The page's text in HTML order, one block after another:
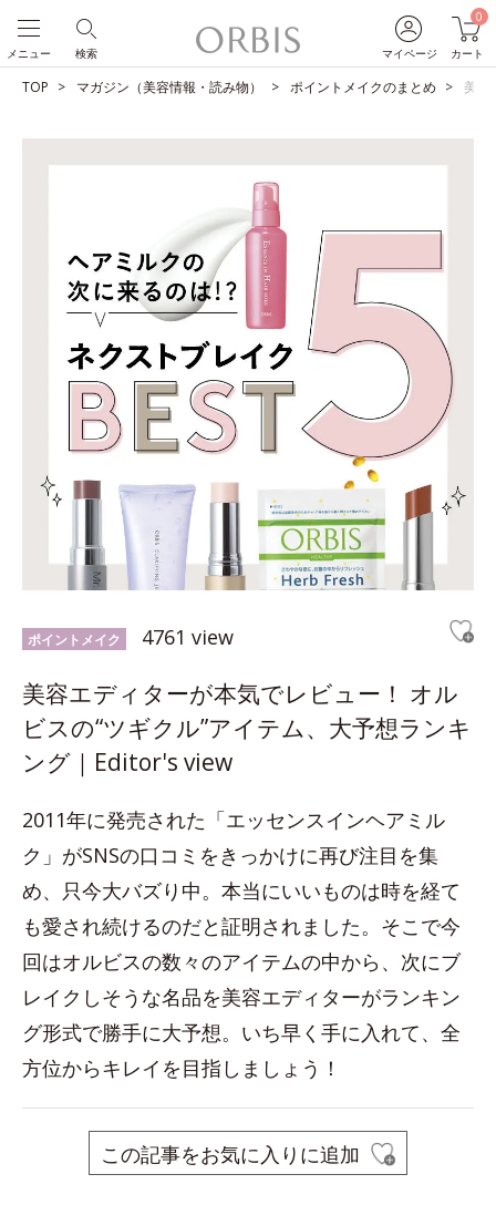
マイページ
0
カート
検索
メニュー
TOP マガジン（美容情報・読み物） ポイントメイクのまとめ 美容
ポイントメイク 4761 view
美容エディターが本気でレビュー！ オル
ビスの“ツギクル”アイテム、大予想ランキ
ング｜Editor's view
2011年に発売された「エッセンスインヘアミル
ク」がSNSの口コミをきっかけに再び注目を集
め、只今大バズり中。本当にいいものは時を経て
も愛され続けるのだと証明されました。そこで今
回はオルビスの数々のアイテムの中から、次にブ
レイクしそうな名品を美容エディターがランキン
グ形式で勝手に大予想。いち早く手に入れて、全
方位からキレイを目指しましょう！
この記事をお気に入りに追加